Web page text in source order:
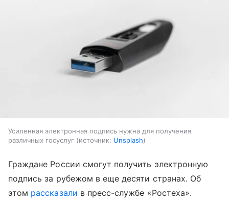
Усиленная электронная подпись нужна для получения
различных госуслуг
источник: Unsplash
Граждане России смогут получить электронную
подпись за рубежом в еще десяти странах. Об
этом рассказали в пресс-службе «Ростеха».